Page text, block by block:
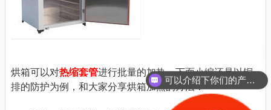
烘箱可以对热缩套管进行批量的加热，下面小编还是以铜
排的防护为例，和大家分享烘箱加热的方法：
可以介绍下你们的产品么？